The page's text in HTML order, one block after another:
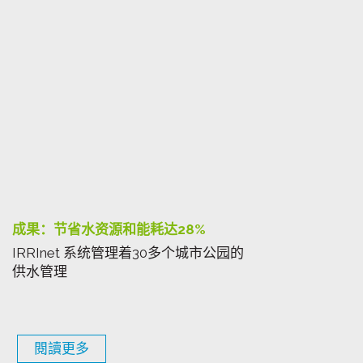
成果：节省水资源和能耗达28%
IRRInet 系统管理着30多个城市公园的
供水管理
閱讀更多